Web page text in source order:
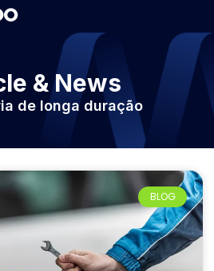
& News
de longa duração
BLOG